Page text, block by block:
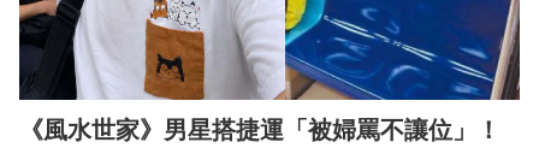
《風水世家》男星搭捷運「被婦罵不讓位」！